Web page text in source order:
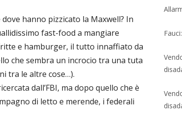
dove hanno pizzicato la Maxwell? In
fast-food a mangiare
e hamburger, il tutto innaffiato da
che sembra un incrocio tra una tuta
tra le altre cose…).
dall’FBI, ma dopo quello che è
di letto e merende, i federali